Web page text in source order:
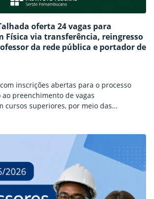
oferta 24 vagas para
Física via transferência, reingresso
da rede pública e portador de
com inscrições abertas para o processo
preenchimento de vagas
cursos superiores, por meio das
da rede pública de ensino e
As inscrições seguem até o dia 30 de